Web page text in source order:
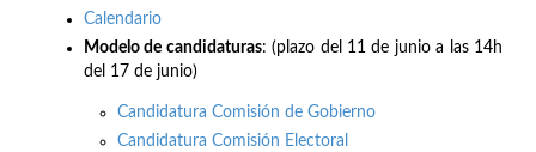
Calendario
Modelo de candidaturas: (plazo del 11 de junio a las 14h
del 17 de junio)
Candidatura Comisión de Gobierno
Candidatura Comisión Electoral